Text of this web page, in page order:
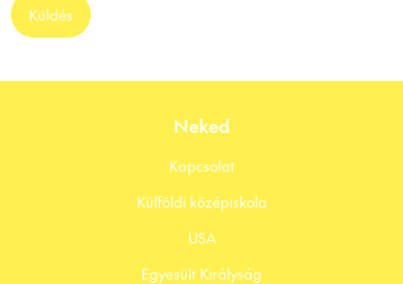
Neked
Kapcsolat
Külföldi középiskola
USA
Egyesült Királyság